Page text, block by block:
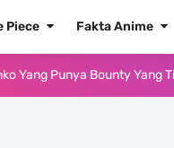
Piece Fakta Anime
Kaido Yang Sangat Kagum